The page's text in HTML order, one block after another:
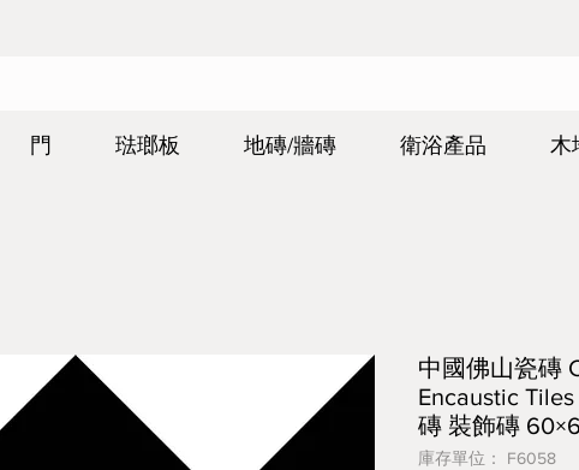
門 琺瑯板 地磚/牆磚 衛浴產品 木
中國佛山瓷磚
Encaustic
磚 裝飾磚
庫存單位： F6058